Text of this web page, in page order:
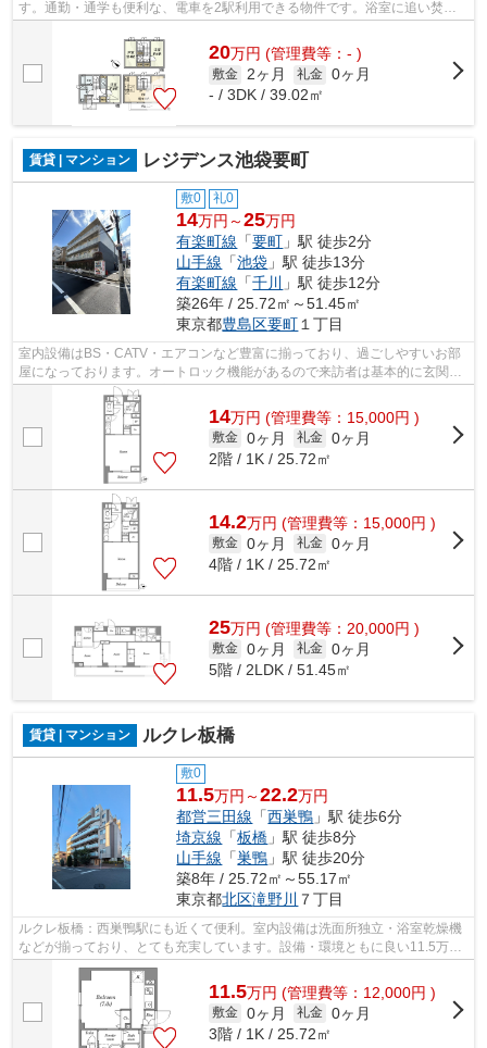
す。通勤・通学も便利な、電車を2駅利用できる物件です。浴室に追い焚き
20万円 (管理費等：- )
敷金 2ヶ月 礼金 0ヶ月
- / 3DK / 39.02㎡
賃貸 | マンション レジデンス池袋要町
敷0 礼0
14万円～25万円
有楽町線 「要町 」駅 徒歩2分
山手線 「池袋 」駅 徒歩13分
有楽町線 「千川
」駅 徒歩12分
築26年 / 25.72㎡～51.45㎡
東京都豊島区要町１丁目
室内設備はBS・CATV・エアコンなど豊富に揃っており、過ごしやすいお部
屋になっております。オートロック機能があるので来訪者は基本的に玄関先
まで来ることがなく防犯対策につながり...
14万円 (管理費等：15,000円 )
敷金 0ヶ月 礼金 0ヶ月
2階 / 1K / 25.72㎡
14.2万円 (管理費等：15,000円 )
敷金 0ヶ月 礼金 0ヶ月
4階 / 1K / 25.72㎡
25万円 (管理費等：20,000円 )
敷金 0ヶ月 礼金 0ヶ月
5階 / 2LDK / 51.45㎡
賃貸 | マンション ルクレ板橋
敷0
11.5万円～22.2万円
都営三田線 「西巣鴨 」駅 徒歩6分
埼京線 「板橋 」駅 徒歩8分
山手線 「巣鴨 」駅 徒歩20分
築8年 / 25.72㎡～55.17㎡
東京都北区滝野川 ７丁目
ルクレ板橋：西巣鴨駅にも近くて便利。室内設備は洗面所独立・浴室乾燥機
などが揃っており、とても充実しています。設備・環境ともに良い11.5万円
の物件です。エレベーター付き物件で...
11.5万円 (管理費等：12,000円 )
敷金 0ヶ月 礼金 0ヶ月
3階 / 1K / 25.72㎡